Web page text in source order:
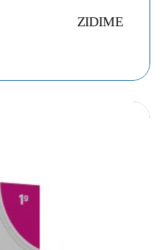
ZIDIME